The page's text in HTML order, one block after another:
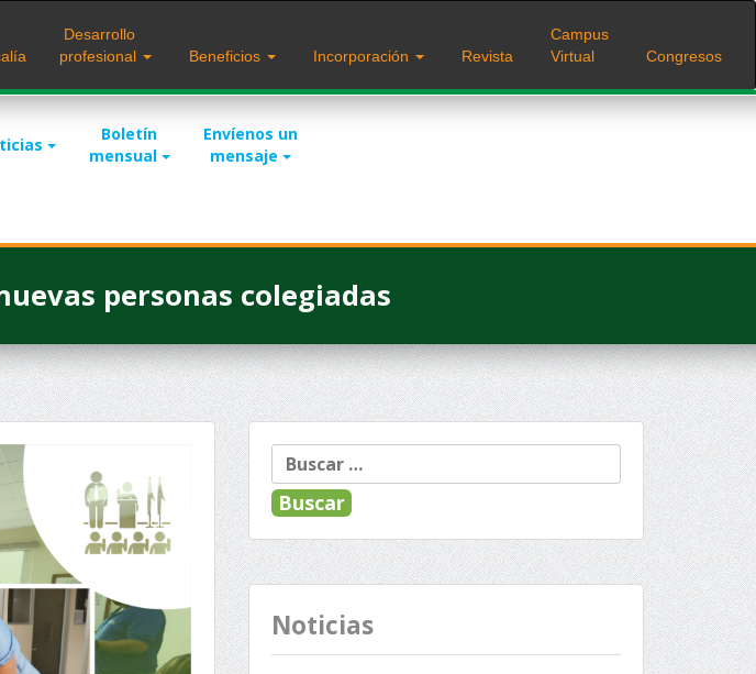
Desarrollo
profesional
Beneficios Incorporación Revista
Campus
Virtual
Congresos
Boletín
mensual
Envíenos un
mensaje
personas colegiadas
Buscar:
Noticias